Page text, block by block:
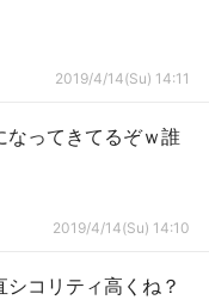
2019/4/14(Su) 14:11
なってきてるぞｗ誰
2019/4/14(Su) 14:10
シコリティ高くね？